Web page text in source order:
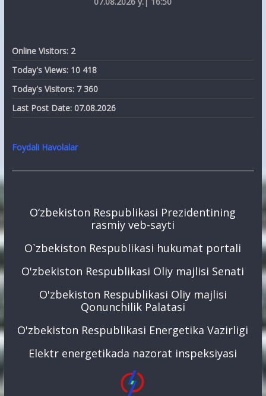
Online Visitors: 2
Today's Views: 10 418
Today's Visitors: 7 360
Last Post Date: 07.08.2026
Foydali Havolalar
O‘zbekiston Respublikasi Prezidentining
rasmiy veb-sayti
O`zbekiston Respublikasi hukumat portali
O'zbekiston Respublikasi Oliy majlisi Senati
O'zbekiston Respublikasi Oliy majlisi
Qonunchilik Palatasi
O'zbekiston Respublikasi Energetika Vazirligi
Elektr energetikada nazorat inspeksiyasi